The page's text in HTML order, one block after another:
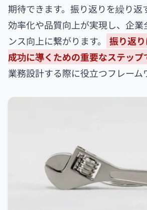
期待できます。振り返りを繰り返
効率化や品質向上が実現し、企
ンス向上に繋がります。
振り返
成功に導くための重要なステップ
業務設計する際に役立つフレーム